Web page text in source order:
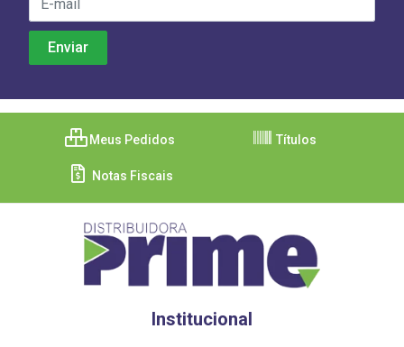
Meus Pedidos Títulos
Notas Fiscais
Institucional